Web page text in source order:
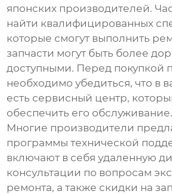
японских производителей.
найти квалифицированных
которые смогут выполнить
запчасти могут быть более
доступными. Перед покупкой
необходимо убедиться, что в
есть сервисный центр,
обеспечить его обслуживание.
Многие производители
программы технической
включают в себя удаленную
консультации по вопросам
ремонта, а также скидки на